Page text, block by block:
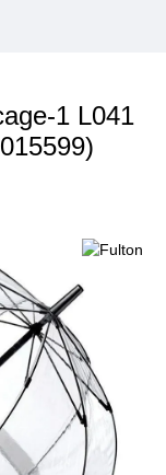
1 L041